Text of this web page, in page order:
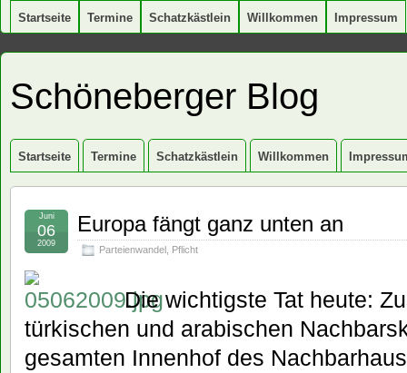
Startseite Termine Schatzkästlein Willkommen Impressum
Schöneberger Blog
Startseite Termine Schatzkästlein Willkommen
Europa fängt ganz unten an
Parteienwandel Pflicht
Juni
06
2009
Die wichtigste Tat heute:
türkischen und arabischen
gesamten Innenhof des